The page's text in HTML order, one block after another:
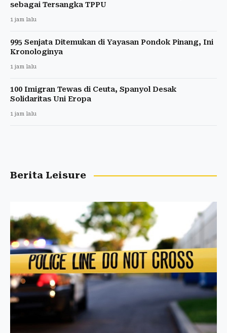
sebagai Tersangka TPPU
1 jam lalu
995 Senjata Ditemukan di Yayasan Pondok Pinang, Ini
Kronologinya
1 jam lalu
100 Imigran Tewas di Ceuta, Spanyol Desak
Solidaritas Uni Eropa
1 jam lalu
Berita Leisure